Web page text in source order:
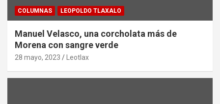
COLUMNAS LEOPOLDO TLAXALO
Manuel Velasco, una corcholata más de
Morena con sangre verde
28 mayo, 2023 Leotlax